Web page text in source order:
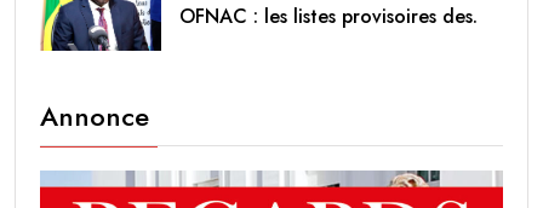
OFNAC : les listes provisoires des.
Annonce